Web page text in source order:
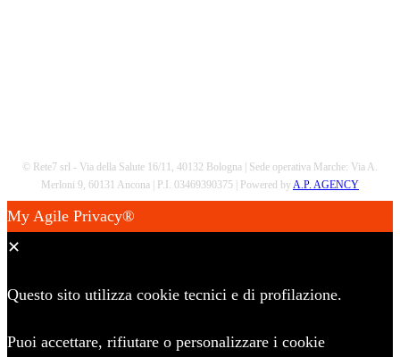
© Rete7 srl - Via della Salute 16/11, 40132 Bologna | Sede operativa Marche: Via A.
Merloni 9, 60131 Ancona | P.I. 03469390375 | Powered by A.P. AGENCY
My Agile Privacy®
✕
Questo sito utilizza cookie tecnici e di profilazione.
Puoi accettare, rifiutare o personalizzare i cookie